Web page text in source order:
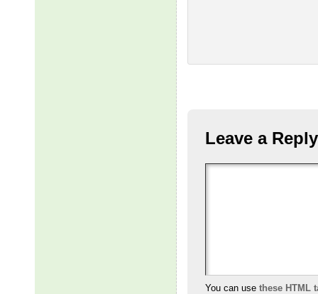
Leave a Reply
You can use these HTML